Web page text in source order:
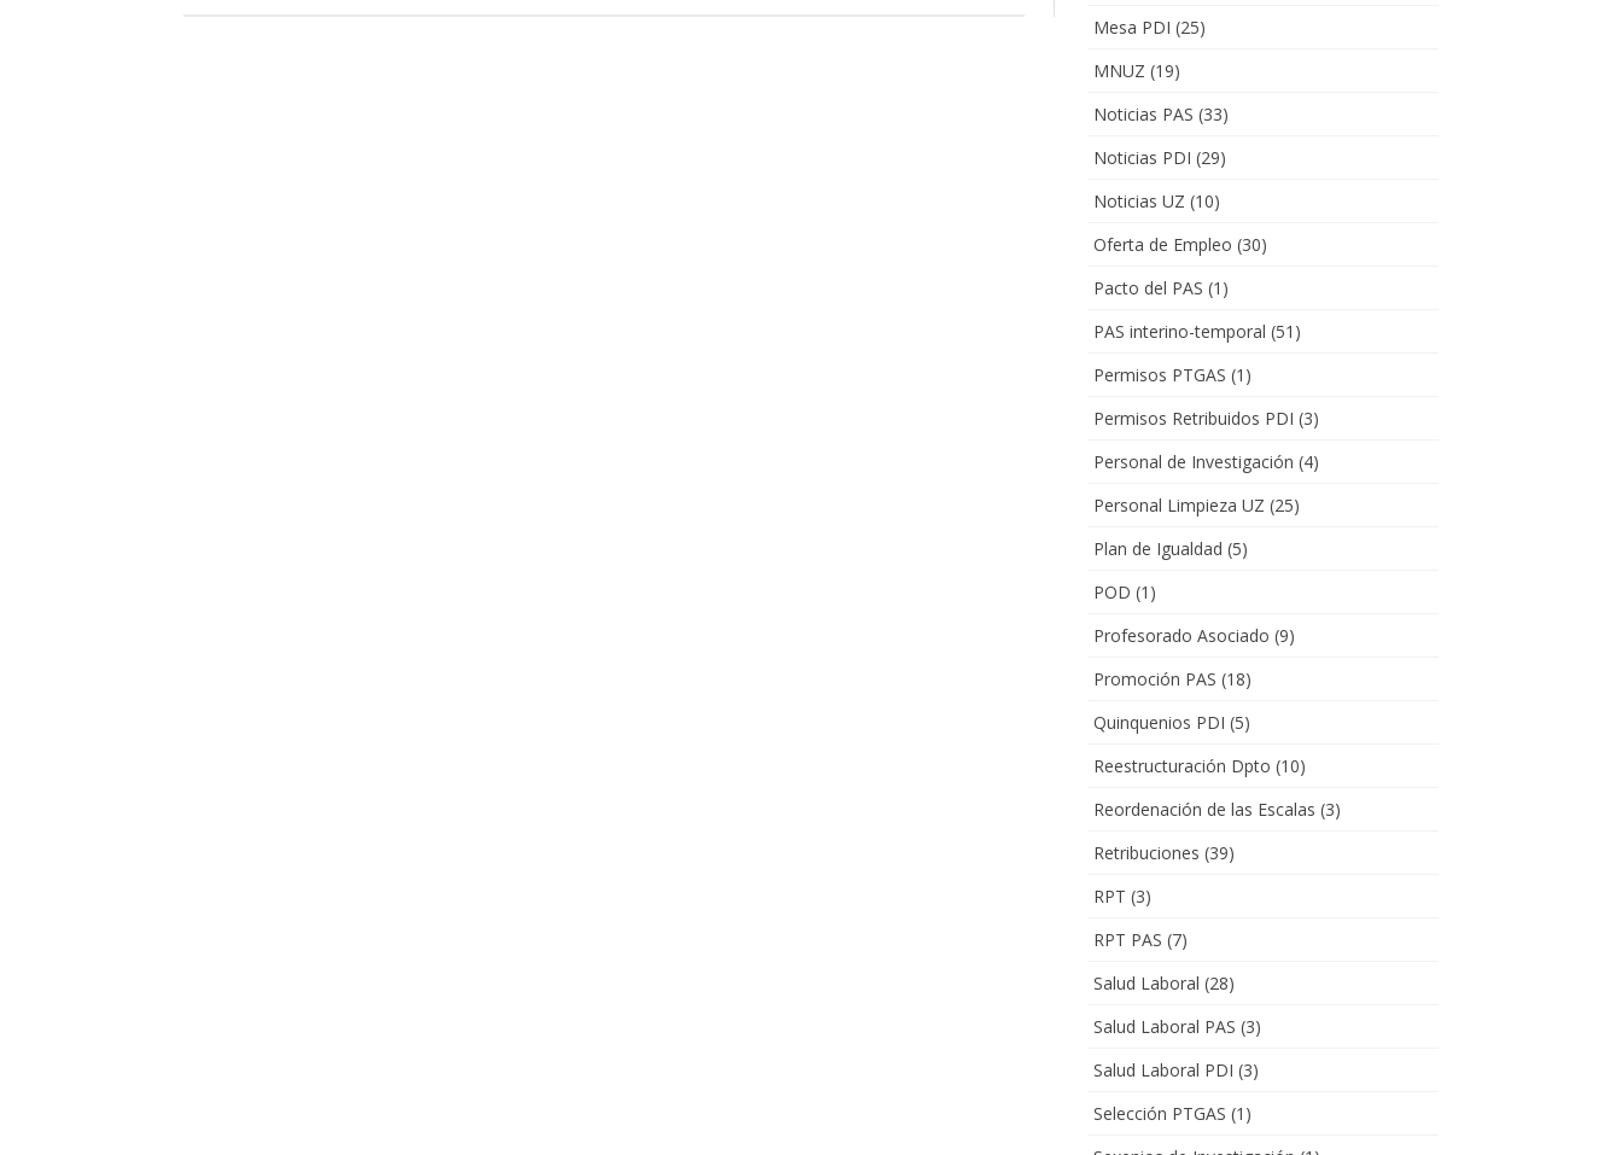
Mesa PDI (25)
MNUZ (19)
Noticias PAS (33)
Noticias PDI (29)
Noticias UZ (10)
Oferta de Empleo (30)
Pacto del PAS (1)
PAS interino-temporal (51)
Permisos PTGAS (1)
Permisos Retribuidos PDI (3)
Personal de Investigación (4)
Personal Limpieza UZ (25)
Plan de Igualdad (5)
POD (1)
Profesorado Asociado (9)
Promoción PAS (18)
Quinquenios PDI (5)
Reestructuración Dpto (10)
Reordenación de las Escalas (3)
Retribuciones (39)
RPT (3)
RPT PAS (7)
Salud Laboral (28)
Salud Laboral PAS (3)
Salud Laboral PDI (3)
Selección PTGAS (1)